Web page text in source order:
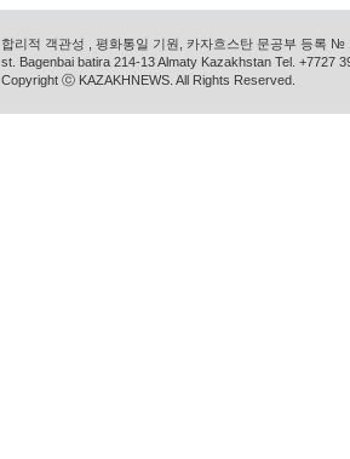
합리적 객관성 , 평화통일 기원, 카자흐스탄 문공부 등록
st. Bagenbai batira 214-13 Almaty Kazakhstan Tel. +7727
Copyright ⓒ KAZAKHNEWS. All Rights Reserved.